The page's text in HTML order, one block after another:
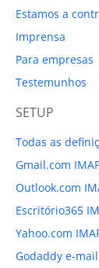
Estamos a
Imprensa
Para empresas
Testemunhos
SETUP
Todas as
Gmail.com
Outlook.com
Escritório365
Yahoo.com
Godaddy e-